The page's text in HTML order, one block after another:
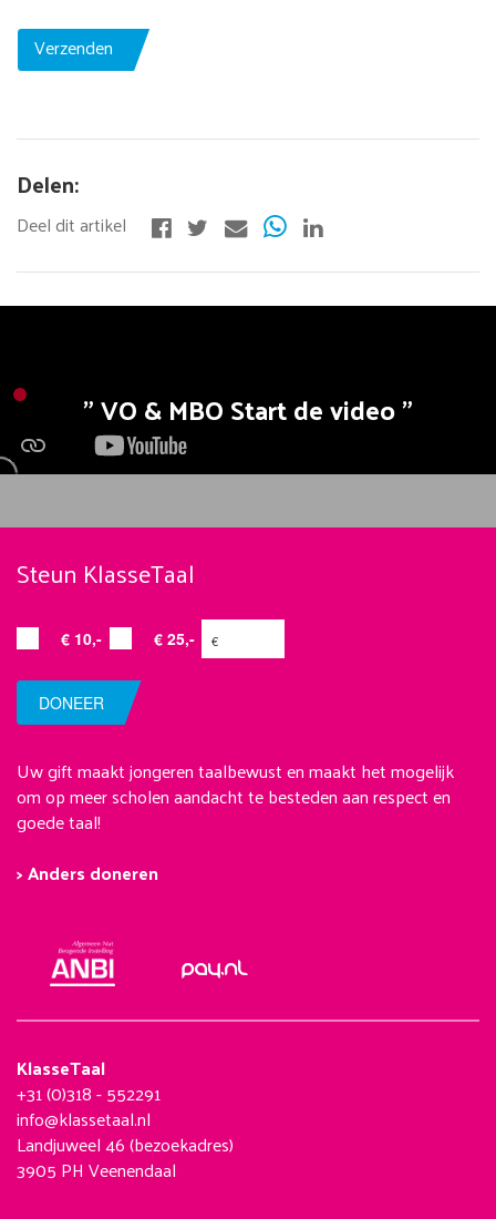
Verzenden
Delen:
VO & MBO Start de video
Steun KlasseTaal
€ 10,- € 25,-
DONEER
Uw gift maakt jongeren taalbewust en maakt het mogelijk
om op meer scholen aandacht te besteden aan respect en
goede taal!
> Anders doneren
KlasseTaal
+31 (0)318 - 552291
info@klassetaal.nl
Landjuweel 46 (bezoekadres)
3905 PH Veenendaal